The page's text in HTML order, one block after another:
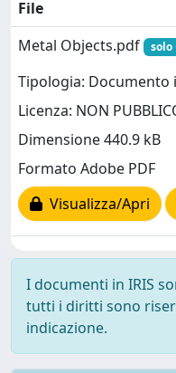
File
Metal Objects.pdf
Tipologia: Documento
Licenza: NON
Dimensione 440.9 kB
Formato Adobe PDF
Visualizza/Apri
I documenti in IRIS
tutti i diritti sono
indicazione.